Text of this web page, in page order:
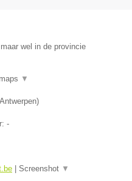
wel in de provincie
▼
Antwerpen)
-
Screenshot ▼